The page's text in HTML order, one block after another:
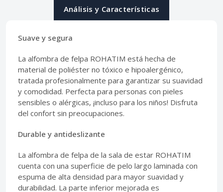
Análisis y Características
Suave y segura
La alfombra de felpa ROHATIM está hecha de
material de poliéster no tóxico e hipoalergénico,
tratada profesionalmente para garantizar su suavidad
y comodidad. Perfecta para personas con pieles
sensibles o alérgicas, ¡incluso para los niños! Disfruta
del confort sin preocupaciones.
Durable y antideslizante
La alfombra de felpa de la sala de estar ROHATIM
cuenta con una superficie de pelo largo laminada con
espuma de alta densidad para mayor suavidad y
durabilidad. La parte inferior mejorada es